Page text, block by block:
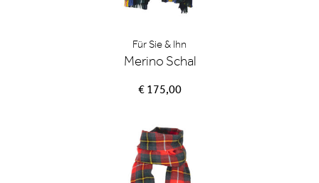
Für Sie & Ihn
Merino Schal
€ 175,00